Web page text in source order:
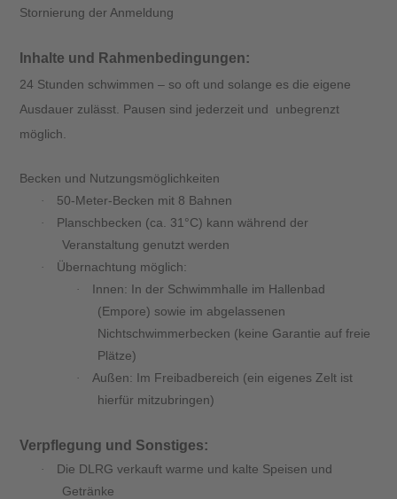
Stornierung der Anmeldung
Inhalte und Rahmenbedingungen:
24 Stunden schwimmen – so oft und solange es die eigene
Ausdauer zulässt. Pausen sind jederzeit und unbegrenzt
möglich.
Becken und Nutzungsmöglichkeiten
· 50-Meter-Becken mit 8 Bahnen
·
Planschbecken (ca. 31°C) kann während der
Veranstaltung genutzt werden
· Übernachtung möglich:
·
Innen: In der Schwimmhalle im Hallenbad
(Empore) sowie im abgelassenen
Nichtschwimmerbecken (keine Garantie auf freie
Plätze)
·
Außen: Im Freibadbereich (ein eigenes Zelt ist
hierfür mitzubringen)
Verpflegung und Sonstiges:
·
Die DLRG verkauft warme und kalte Speisen und
Getränke